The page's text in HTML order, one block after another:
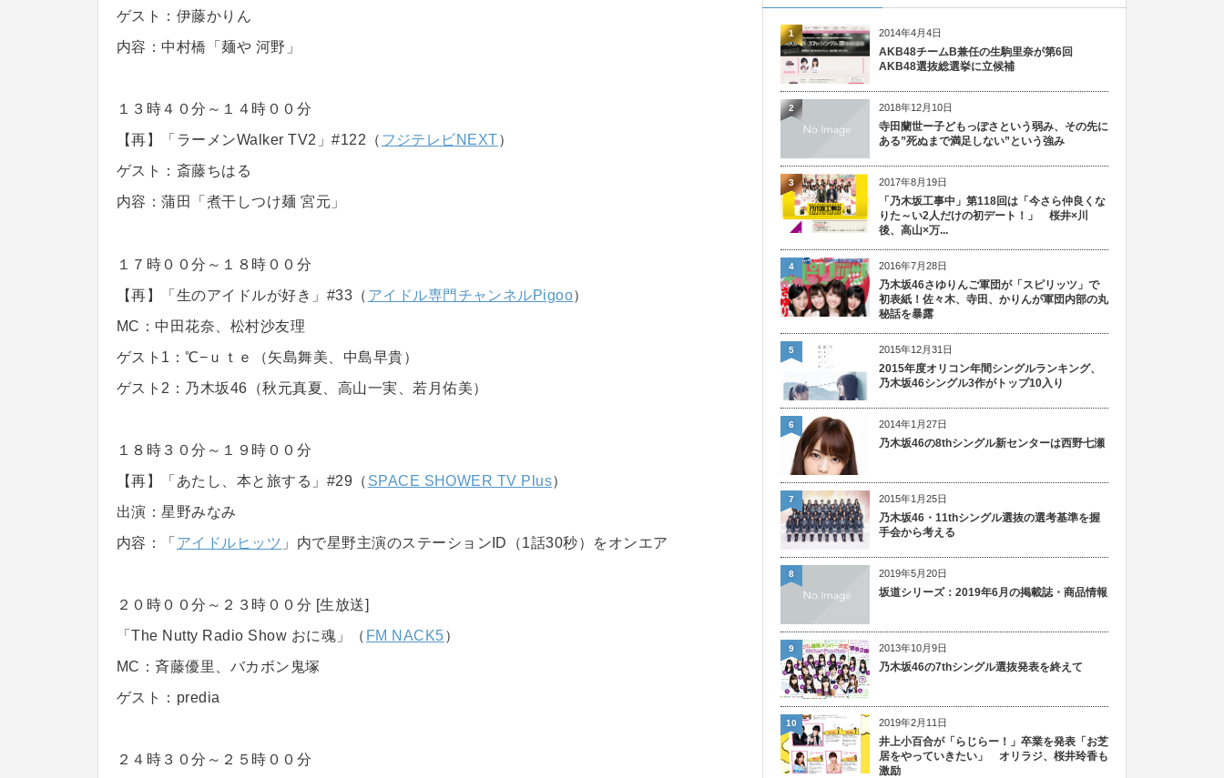
ゲスト：伊藤かりん
内容：中村橋「麺や 河野」
１３時４０分～１４時００分
【再】「ラーメンWalker TV2」#122（ フジテレビNEXT）
ゲスト：斎藤ちはる
内容：蒲田「煮干しつけ麺 宮元」
１７時００分～１８時００分
【再】「生のアイドルが好き」#33（ アイドル専門チャンネルPigoo）
MC：中田花奈、松村沙友理
ゲスト1：℃−ｕｔｅ（矢島舞美、中島早貴）
ゲスト2：乃木坂46（秋元真夏、高山一実、若月佑美）
１８時３０分～１９時００分
【再】「あたし、本と旅する」#29（ SPACE SHOWER TV Plus）
出演：星野みなみ
内容：「 アイドルヒッツ 」内で星野主演のステーションID（1話30秒）をオンエア
２０時００分～２３時００分 [生放送]
「The Nutty Radio Show おに魂」（ FM NACK5）
MC：斉藤優里、バカボン鬼塚
ゲスト：predia
２４時３０分～２５時００分
2014年4月4日
AKB48チームB兼任の生駒里奈が第6回
AKB48選抜総選挙に立候補
1
2018年12月10日
寺田蘭世ー子どもっぽさという弱み、その先に
ある”死ぬまで満足しない”という強み
2
2017年8月19日
「乃木坂工事中」第118回は「今さら仲良くな
りた～い2人だけの初デート！」 桜井×川
後、高山×万...
3
2016年7月28日
乃木坂46さゆりんご軍団が「スピリッツ」で
初表紙！佐々木、寺田、かりんが軍団内部の丸
秘話を暴露
4
2015年12月31日
2015年度オリコン年間シングルランキング、
乃木坂46シングル3作がトップ10入り
5
2014年1月27日
乃木坂46の8thシングル新センターは西野七瀬
6
2015年1月25日
乃木坂46・11thシングル選抜の選考基準を握
手会から考える
7
2019年5月20日
坂道シリーズ：2019年6月の掲載誌・商品情報
8
2013年10月9日
乃木坂46の7thシングル選抜発表を終えて
9
2019年2月11日
井上小百合が「らじらー！」卒業を発表「お芝
居をやっていきたい」 オリラジ、桜井玲香も
激励
10